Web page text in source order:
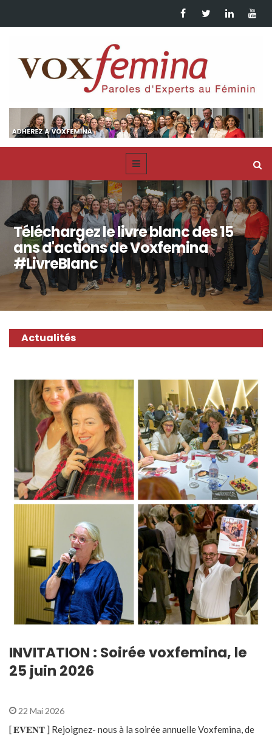
Téléchargez le livre blanc des 15
ans d'actions de Voxfemina
#LivreBlanc
Actualités
INVITATION : Soirée voxfemina, le
25 juin 2026
22 Mai 2026
[ 𝐄𝐕𝐄𝐍𝐓 ] Rejoignez- nous à la soirée annuelle Voxfemina, de